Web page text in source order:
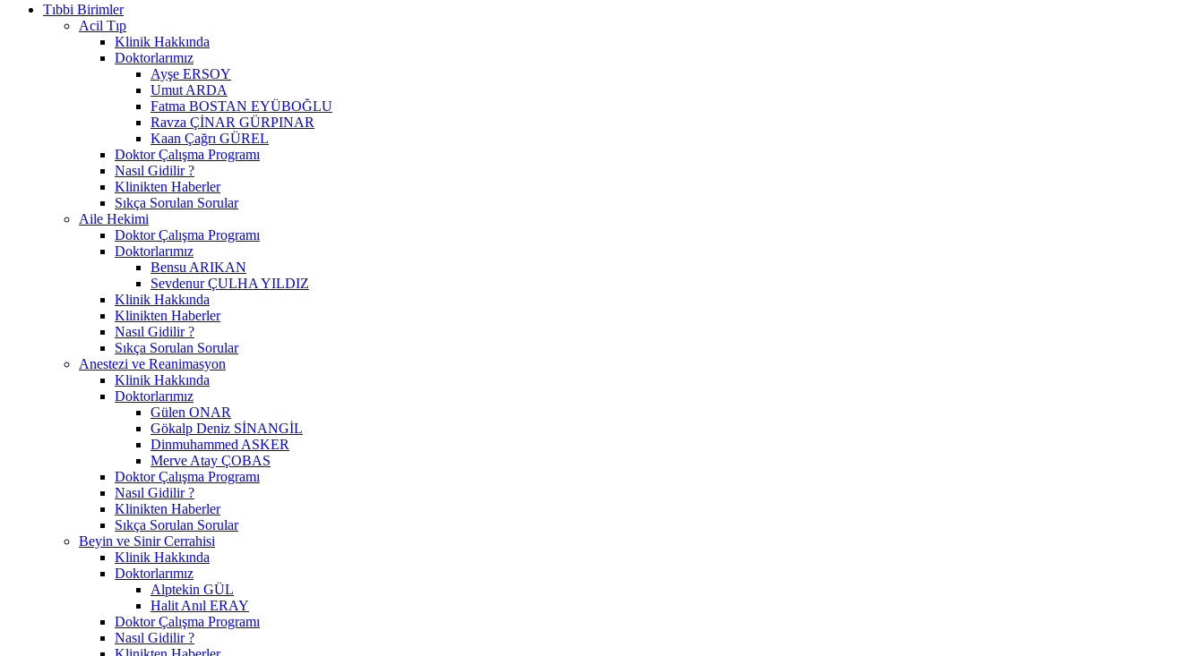
Tıbbi Birimler
Acil Tıp
Klinik Hakkında
Doktorlarımız
Ayşe ERSOY
Umut ARDA
Fatma BOSTAN EYÜBOĞLU
Ravza ÇİNAR GÜRPINAR
Kaan Çağrı GÜREL
Doktor Çalışma Programı
Nasıl Gidilir ?
Klinikten Haberler
Sıkça Sorulan Sorular
Aile Hekimi
Doktor Çalışma Programı
Doktorlarımız
Bensu ARIKAN
Sevdenur ÇULHA YILDIZ
Klinik Hakkında
Klinikten Haberler
Nasıl Gidilir ?
Sıkça Sorulan Sorular
Anestezi ve Reanimasyon
Klinik Hakkında
Doktorlarımız
Gülen ONAR
Gökalp Deniz SİNANGİL
Dinmuhammed ASKER
Merve Atay ÇOBAS
Doktor Çalışma Programı
Nasıl Gidilir ?
Klinikten Haberler
Sıkça Sorulan Sorular
Beyin ve Sinir Cerrahisi
Klinik Hakkında
Doktorlarımız
Alptekin GÜL
Halit Anıl ERAY
Doktor Çalışma Programı
Nasıl Gidilir ?